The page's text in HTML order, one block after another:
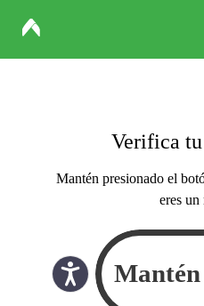
Verifica
Mantén presionado el
eres un